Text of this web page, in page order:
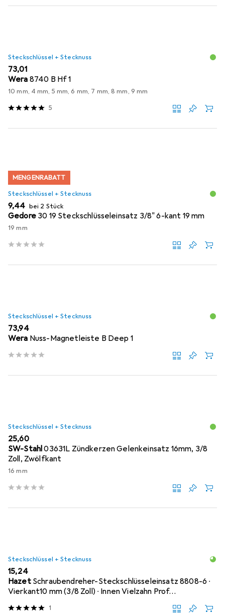
Steckschlüssel + Stecknuss
EUR
73,01
Wera 8740 B Hf 1
10 mm, 4 mm, 5 mm, 6 mm, 7 mm, 8 mm, 9 mm
5
MENGENRABATT
Steckschlüssel + Stecknuss
EUR
9,44 bei 2 Stück
Gedore 30 19 Steckschlüsseleinsatz 3/8" 6-kant 19 mm
19 mm
Steckschlüssel + Stecknuss
EUR
73,94
Wera Nuss-Magnetleiste B Deep 1
Steckschlüssel + Stecknuss
EUR
25,60
SW-Stahl03631L Zündkerzen Gelenkeinsatz 16mm, 3/8
Zoll, Zwölfkant
16 mm
Steckschlüssel + Stecknuss
EUR
15,24
Hazet Schraubendreher-Steckschlüsseleinsatz 8808-6 ∙
Vierkant10 mm (3/8 Zoll) ∙ Innen Vielzahn Prof…
1